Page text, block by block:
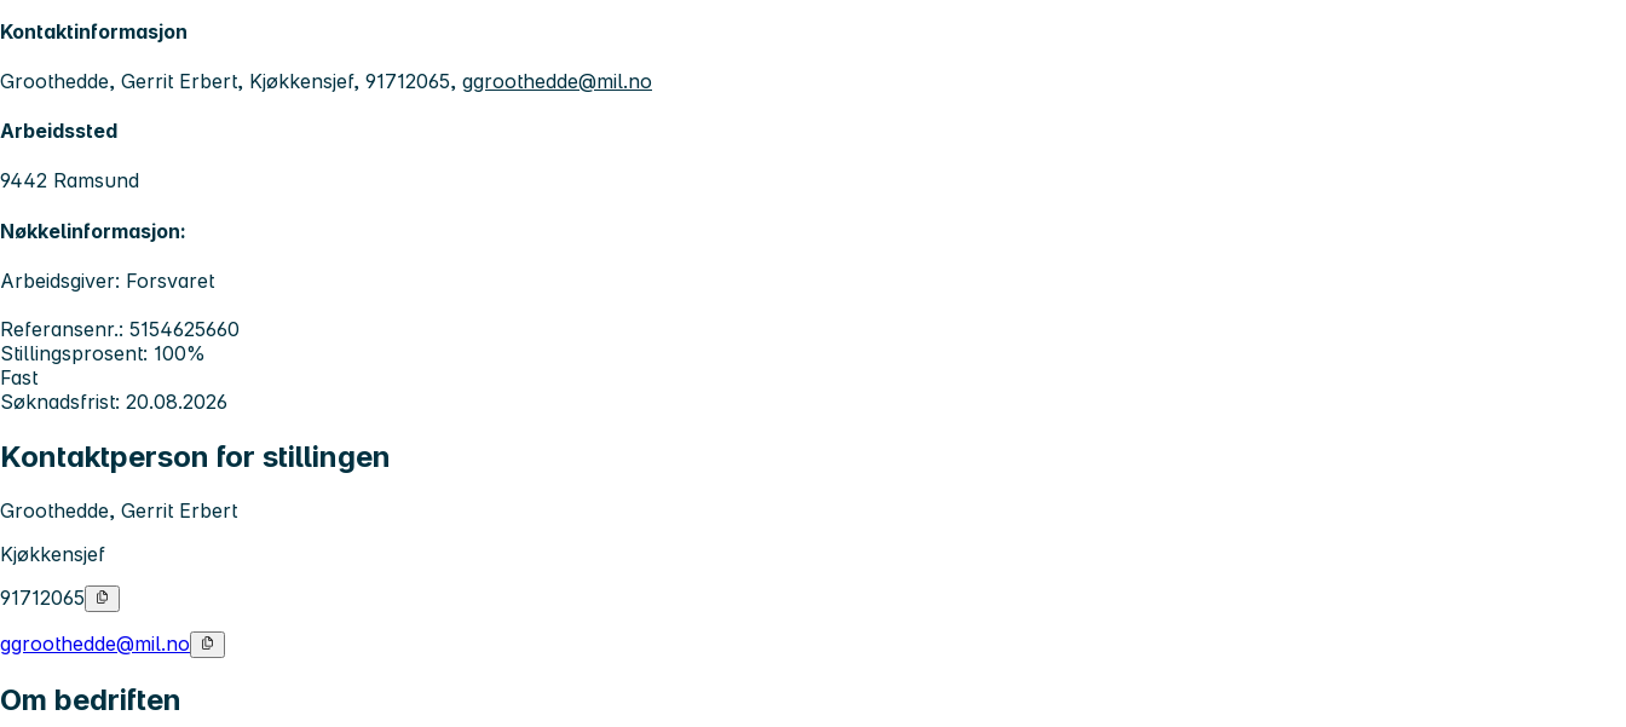
Kontaktinformasjon
Groothedde, Gerrit Erbert, Kjøkkensjef, 91712065, ggroothedde@mil.no
Arbeidssted
9442 Ramsund
Nøkkelinformasjon:
Arbeidsgiver: Forsvaret
Referansenr.: 5154625660
Stillingsprosent: 100%
Fast
Søknadsfrist: 20.08.2026
Kontaktperson for stillingen
Groothedde, Gerrit Erbert
Kjøkkensjef
91712065
ggroothedde@mil.no
Om bedriften